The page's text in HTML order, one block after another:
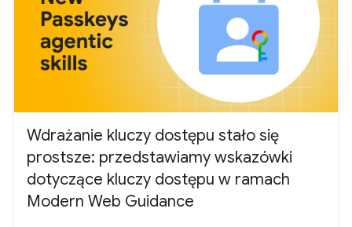
Wdrażanie kluczy dostępu stało się
prostsze: przedstawiamy wskazówki
dotyczące kluczy dostępu w ramach
Modern Web Guidance